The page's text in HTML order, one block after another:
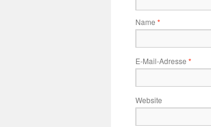
Name *
E-Mail-Adresse *
Website